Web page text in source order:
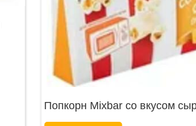
Попкорн Mixbar со вкусом